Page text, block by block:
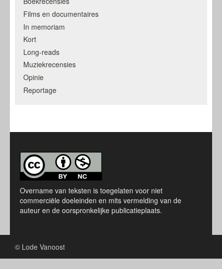
Films en documentaires
In memoriam
Kort
Long-reads
Muziekrecensies
Opinie
Reportage
Overname van teksten is toegelaten voor niet
commerciële doeleinden en mits vermelding van de
auteur en de oorspronkelijke publicatieplaats.
© Lode Vanoost